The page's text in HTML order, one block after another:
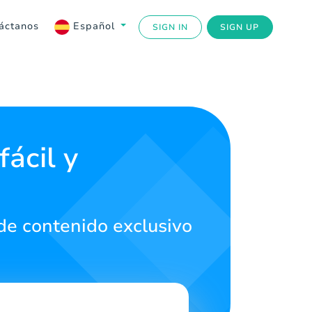
Español SIGN IN SIGN UP
y
contenido exclusivo